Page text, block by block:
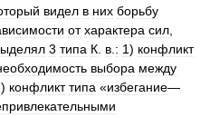
видел в них борьбу
от характера сил
3 типа К в : 1) конфликт
выбора между
) конфликт типа «избегание—